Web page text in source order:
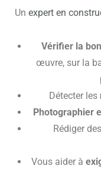
Un expert en
Vérifier la
œuvre, sur la
Détecter les
Photographier
Rédiger des
Vous aider à